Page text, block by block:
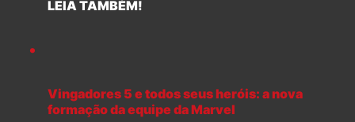
LEIA TAMBÉM!
Vingadores 5 e todos seus heróis: a nova
formação da equipe da Marvel